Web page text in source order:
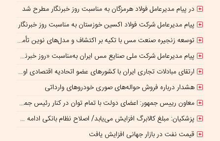
در پیام مدیرعامل فولاد هرمزگان به مناسبت روز خبرنگار مطرح شد
پیام مدیرعامل شرکت فولاد اکسین خوزستان به مناسبت روز خبرنگار
توسعه زنجیره صنعت مس با تکیه بر اکتشاف و مدل‌های نوین تأمین مالی
پیام مدیرعامل شرکت ملی صنایع مس ایران به‌مناسبت «روز خبرنگار»
ارتقای مبادلات تجاری ایران با کشورهای عضو اتحادیه اقتصادی اوراسیا
هشدار درباره فروش حواله‌های صوری خودروهای وارداتی
معاون رییس جمهور: اعضای دولت با تمام توان در کنار رئیس جمهوری برای ایران ایستاده‌اند
پزشکیان: مبلغ کالابرگ افزایش می‌یابد/ اصلاح نظام بانکی ادامه دارد
قیمت نفت در بازار جهانی افزایش یافت